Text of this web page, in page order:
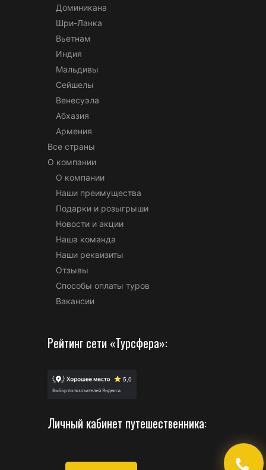
Доминикана
Шри-Ланка
Вьетнам
Индия
Мальдивы
Сейшелы
Венесуэла
Абхазия
Армения
Все страны
О компании
О компании
Наши преимущества
Подарки и розыгрыши
Новости и акции
Наша команда
Наши реквизиты
Отзывы
Способы оплаты туров
Вакансии
Рейтинг сети «Турсфера»:
Личный кабинет путешественника: